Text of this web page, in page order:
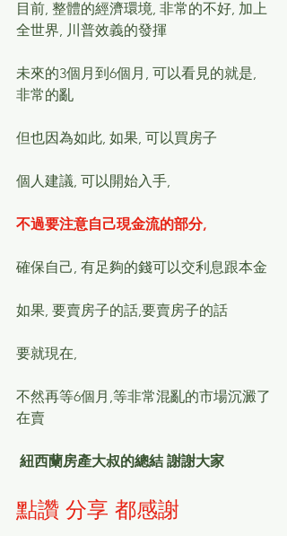
目前, 整體的經濟環境, 非常的不好, 加上
全世界, 川普效義的發揮
未來的3個月到6個月, 可以看見的就是,
非常的亂
但也因為如此, 如果, 可以買房子
個人建議, 可以開始入手,
不過要注意自己現金流的部分,
確保自己, 有足夠的錢可以交利息跟本金
如果, 要賣房子的話,要賣房子的話
要就現在,
不然再等6個月,等非常混亂的市場沉澱了
在賣
紐西蘭房產大叔的總結 謝謝大家
點讚 分享 都感謝